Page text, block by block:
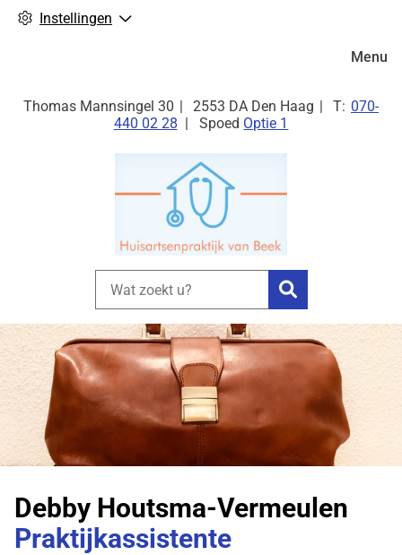
Instellingen
Thomas Mannsingel 30 2553 DA Den Haag Tel:
070-
440 02 28
Spoed Optie 1
Zoeken
Menu
Debby Houtsma-Vermeulen
Praktijkassistente